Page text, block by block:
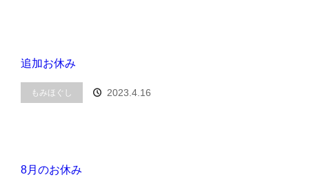
追加お休み
もみほぐし 2023.4.16
8月のお休み